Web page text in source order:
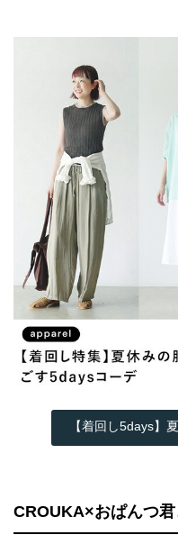
【着回し5days
CROUKA×おぱんつ君